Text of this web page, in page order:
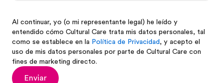
Al continuar, yo (o mi representante legal) he leído y
entendido cómo Cultural Care trata mis datos personales, tal
como se establece en la Política de Privacidad, y acepto el
uso de mis datos personales por parte de Cultural Care con
fines de marketing directo.
Enviar